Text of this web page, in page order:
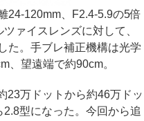
24-120mm、F2.4-5.9の5倍
ァイスレンズに対して、
た。手ブレ補正機構は光学
、望遠端で約90cm。
万ドットから約46万ドッ
2.8型になった。今回から追